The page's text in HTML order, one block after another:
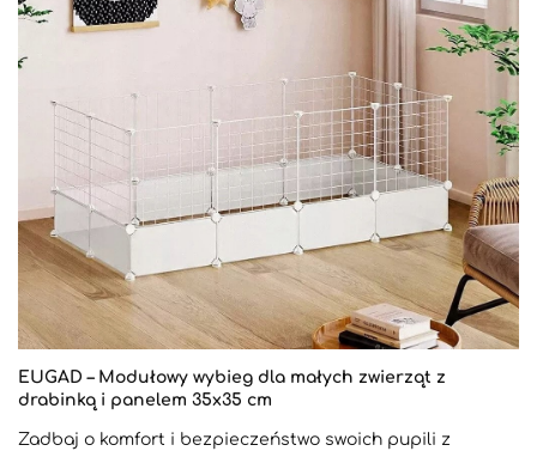
EUGAD – Modułowy wybieg dla małych zwierząt z
drabinką i panelem 35x35 cm
Zadbaj o komfort i bezpieczeństwo swoich pupili z